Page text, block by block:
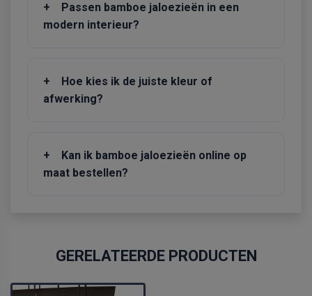
+
Passen bamboe jaloezieën in een
modern interieur?
+
Hoe kies ik de juiste kleur of
afwerking?
+
Kan ik bamboe jaloezieën online op
maat bestellen?
GERELATEERDE PRODUCTEN